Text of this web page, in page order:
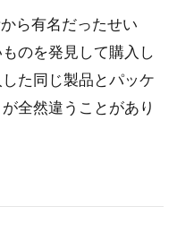
ら有名だったせい
のを発見して購入し
た同じ製品とパッケ
全然違うことがあり